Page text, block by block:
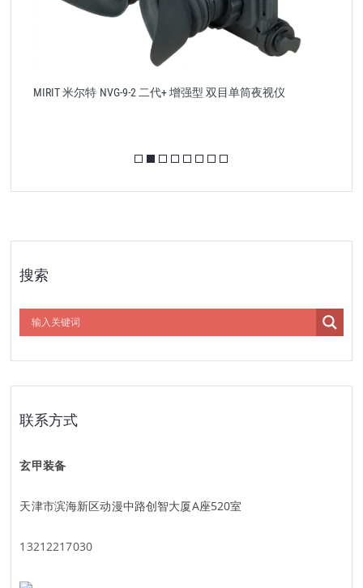
MIRIT 米尔特 NVG-9-2 二代+ 增强型 双目单筒夜视仪
搜索
联系方式
玄甲装备
天津市滨海新区动漫中路创智大厦A座520室
13212217030